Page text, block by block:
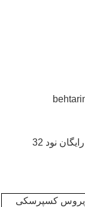
نود 32
ویروس کسپرسکی